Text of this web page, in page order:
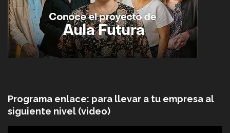
Programa enlace: para llevar a tu empresa al
siguiente nivel (video)